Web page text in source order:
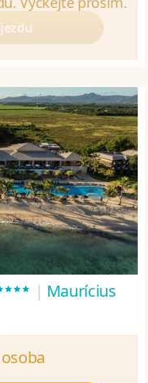
| Maurícius
osoba